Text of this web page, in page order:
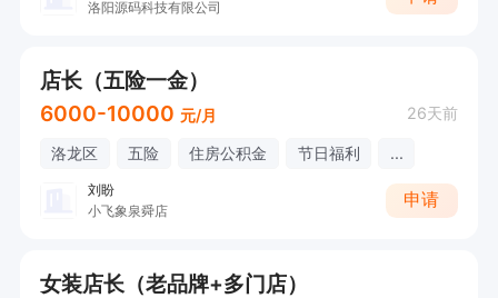
洛阳源码科技有限公司
店长（五险一金）
6000-10000 元/月 26天前
洛龙区 五险 住房公积金 节日福利 ...
刘盼
小飞象泉舜店
申请
女装店长（老品牌+多门店）